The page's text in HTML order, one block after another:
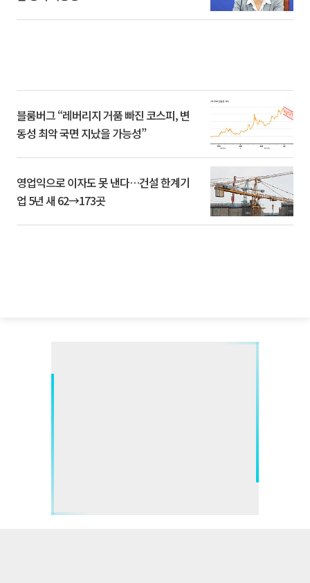
블룸버그 “레버리지 거품 빠진 코스피, 변
동성 최악 국면 지났을 가능성”
영업익으로 이자도 못 낸다…건설 한계기
업 5년 새 62→173곳